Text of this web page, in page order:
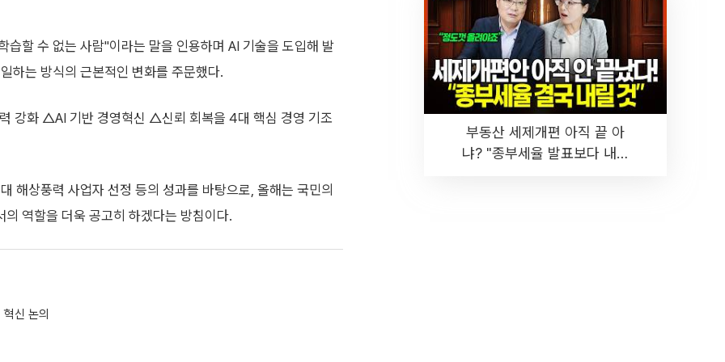
할 수 없는 사람"이라는 말을 인용하며 AI 기술을 도입해 발
하는 방식의 근본적인 변화를 주문했다.
강화 △AI 기반 경영혁신 △신뢰 회복을 4대 핵심 경영 기조
해상풍력 사업자 선정 등의 성과를 바탕으로, 올해는 국민의
역할을 더욱 공고히 하겠다는 방침이다.
신 논의
부동산 세제개편 아직 끝 아
냐? "종부세율 발표보다 내릴